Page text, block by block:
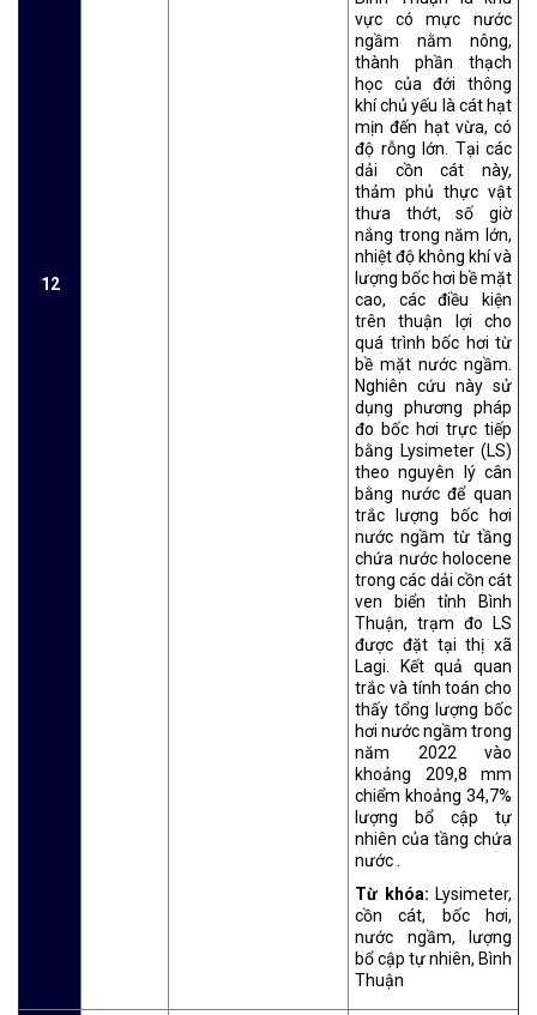
12
vực có mực nước
ngầm nằm nông,
thành phần thạch
học của đới thông
khí chủ yếu là cát hạt
mịn đến hạt vừa, có
độ rỗng lớn. Tại các
dải cồn cát này,
thảm phủ thực vật
thưa thớt, số giờ
nắng trong năm lớn,
nhiệt độ không khí và
lượng bốc hơi bề mặt
cao, các điều kiện
trên thuận lợi cho
quá trình bốc hơi từ
bề mặt nước ngầm.
Nghiên cứu này sử
dụng phương pháp
đo bốc hơi trực tiếp
bằng Lysimeter (LS)
theo nguyên lý cân
bằng nước để quan
trắc lượng bốc hơi
nước ngầm từ tầng
chứa nước holocene
trong các dải cồn cát
ven biển tỉnh Bình
Thuận, trạm đo LS
được đặt tại thị xã
Lagi. Kết quả quan
trắc và tính toán cho
thấy tổng lượng bốc
hơi nước ngầm trong
năm 2022 vào
khoảng 209,8 mm
chiểm khoảng 34,7%
lượng bổ cập tự
nhiên của tầng chứa
nước .
Từ khóa: Lysimeter,
cồn cát, bốc hơi,
nước ngầm, lượng
bổ cập tự nhiên, Bình
Thuận